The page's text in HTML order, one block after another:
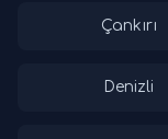
Çankırı
Denizli